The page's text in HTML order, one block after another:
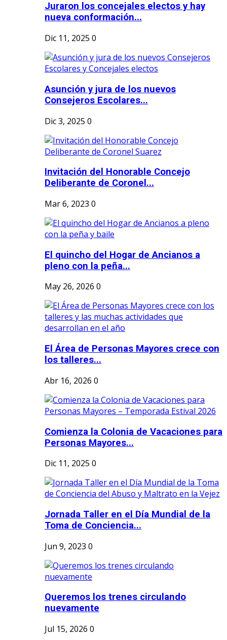
Juraron los concejales electos y hay
nueva conformación...
Dic 11, 2025 0
Asunción y jura de los nuevos
Consejeros Escolares...
Dic 3, 2025 0
Invitación del Honorable Concejo
Deliberante de Coronel...
Mar 6, 2023 0
El quincho del Hogar de Ancianos a
pleno con la peña...
May 26, 2026 0
El Área de Personas Mayores crece con
los talleres...
Abr 16, 2026 0
Comienza la Colonia de Vacaciones para
Personas Mayores...
Dic 11, 2025 0
Jornada Taller en el Día Mundial de la
Toma de Conciencia...
Jun 9, 2023 0
Queremos los trenes circulando
nuevamente
Jul 15, 2026 0